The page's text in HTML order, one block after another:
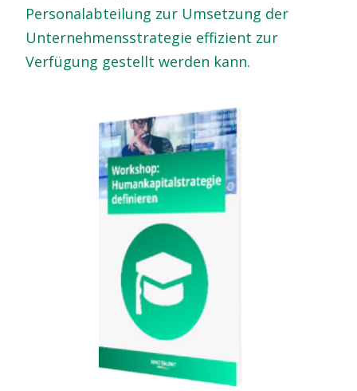
Personalabteilung zur Umsetzung der
Unternehmensstrategie effizient zur
Verfügung gestellt werden kann.